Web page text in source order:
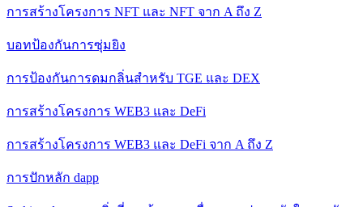
การสร้างโครงการ NFT และ NFT จาก A ถึง Z
บอทป้องกันการซุ่มยิง
การป้องกันการดมกลิ่นสําหรับ TGE และ DEX
การสร้างโครงการ WEB3 และ DeFi
การสร้างโครงการ WEB3 และ DeFi จาก A ถึง Z
การปักหลัก dapp